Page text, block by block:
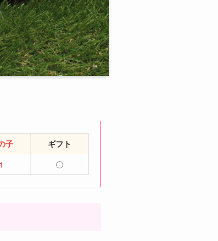
子
ギフト
1 〇